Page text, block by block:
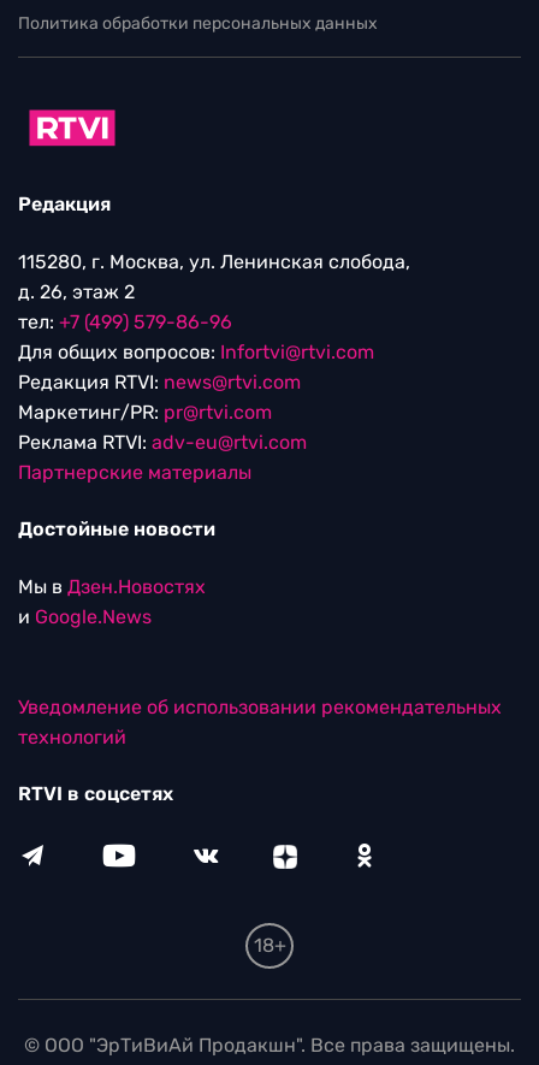
Политика обработки персональных данных
Редакция
115280, г. Москва, ул. Ленинская слобода,
д. 26, этаж 2
тел: +7 (499) 579-86-96
Для общих вопросов: Infortvi@rtvi.com
Редакция RTVI: news@rtvi.com
Маркетинг/PR: pr@rtvi.com
Реклама RTVI: adv-eu@rtvi.com
Партнерские материалы
Достойные новости
Мы в Дзен.Новостях
и Google.News
Уведомление об использовании рекомендательных
технологий
RTVI в соцсетях
18+
© ООО "ЭрТиВиАй Продакшн". Все права защищены.